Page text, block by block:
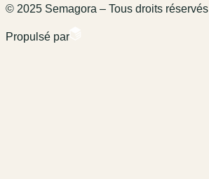
© 2025 Semagora – Tous droits réservés
Propulsé par